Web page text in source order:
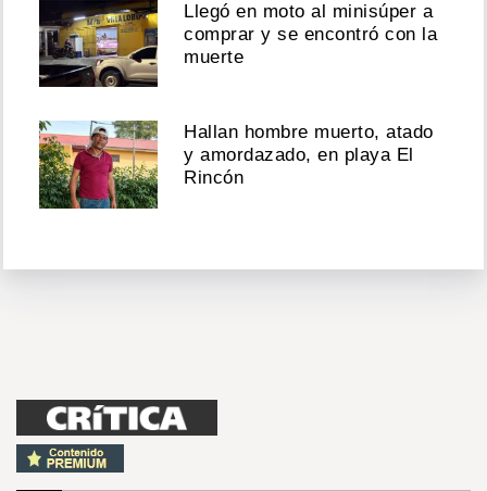
Llegó en moto al minisúper a
comprar y se encontró con la
muerte
Hallan hombre muerto, atado
y amordazado, en playa El
Rincón